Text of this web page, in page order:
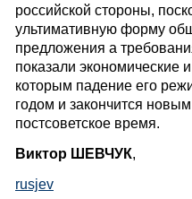
российской стороны,
ультимативную форму
предложения а
показали экономические
которым падение его
годом и закончится
постсоветское время.
Виктор ШЕВЧУК,
rusjev